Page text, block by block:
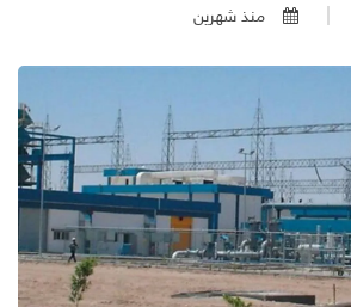
منذ شهرين